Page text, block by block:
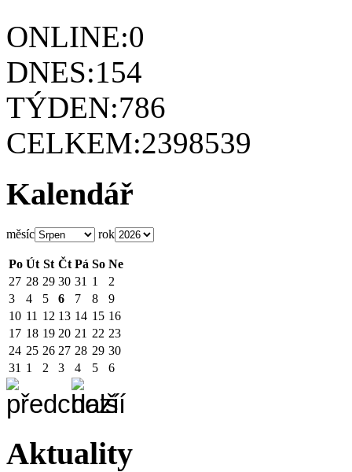
ONLINE:0
DNES:154
TÝDEN:786
CELKEM:2398539
Kalendář
měsíc rok
Po Út St Čt Pá So Ne
27 28 29 30 31 1
2
3
4 5 6 7 8
9
10 11 12 13 14 15 16
17 18 19 20 21 22 23
24 25 26 27 28 29 30
31 1 2 3 4 5 6
Aktuality